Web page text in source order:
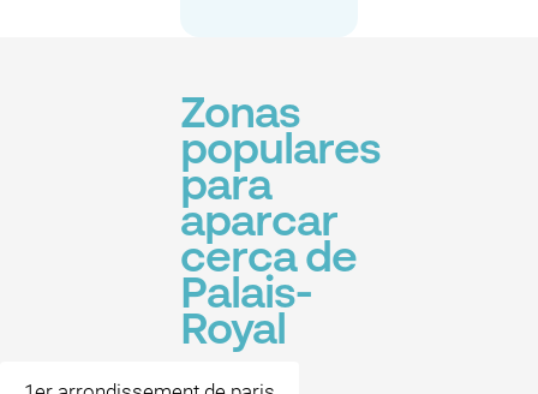
Zonas
populares
para
aparcar
cerca de
Palais-
Royal